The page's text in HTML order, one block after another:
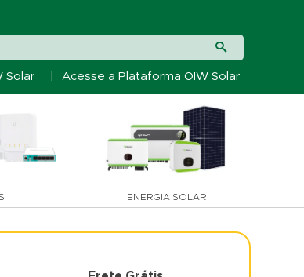
Solar Acesse a Plataforma OIW Solar
ENERGIA SOLAR